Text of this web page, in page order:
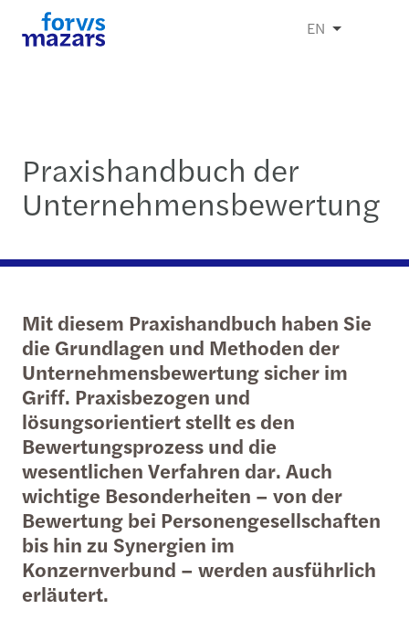
EN
Praxishandbuch der
Unternehmensbewertung
Mit diesem Praxishandbuch haben Sie
die Grundlagen und Methoden der
Unternehmensbewertung sicher im
Griff. Praxisbezogen und
lösungsorientiert stellt es den
Bewertungsprozess und die
wesentlichen Verfahren dar. Auch
wichtige Besonderheiten – von der
Bewertung bei Personengesellschaften
bis hin zu Synergien im
Konzernverbund – werden ausführlich
erläutert.